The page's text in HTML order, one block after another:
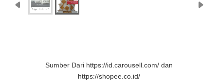
Sumber Dari https://id.carousell.com/ dan
https://shopee.co.id/